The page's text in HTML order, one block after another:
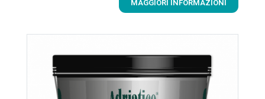
MAGGIORI INFORMAZIONI